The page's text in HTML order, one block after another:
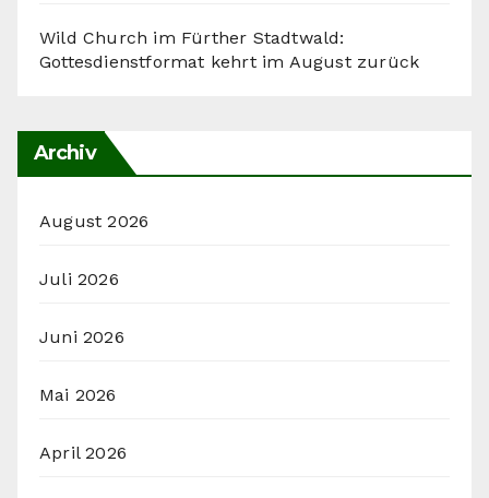
Wild Church im Fürther Stadtwald:
Gottesdienstformat kehrt im August zurück
Archiv
August 2026
Juli 2026
Juni 2026
Mai 2026
April 2026